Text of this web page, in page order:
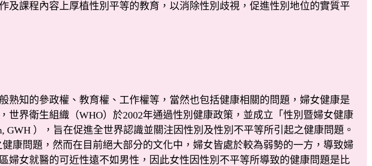
及課程內容上厚植性別平等的教育，以消除性別歧視，促進性別地位的實質平
知的參政權、教育權、工作權等，當然也包括健康相關的問題，婦女健康是
世界衛生組織（WHO）於2002年通過性別健康政策，並成立「性別暨婦女健康
GWH ），旨在促進全世界認識並關注因性別及性別不平等所引起之健康問題。
康問題，然而在目前絕大部分的文化中，婦女皆處於較為弱勢的一方，導致婦
婦女就醫的可近性遠不如男性，因此女性因性別不平等所導致的健康問題是比